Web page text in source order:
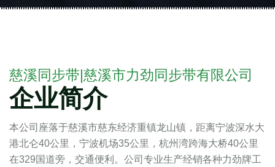
慈溪同步带|慈溪市力劲同步带有限公司
企业简介
本公司座落于慈溪市慈东经济重镇龙山镇，距离宁波深水大
港北仑40公里，宁波机场35公里，杭州湾跨海大桥40公里
在329国道旁，交通便利。公司专业生产经销各种力劲牌工